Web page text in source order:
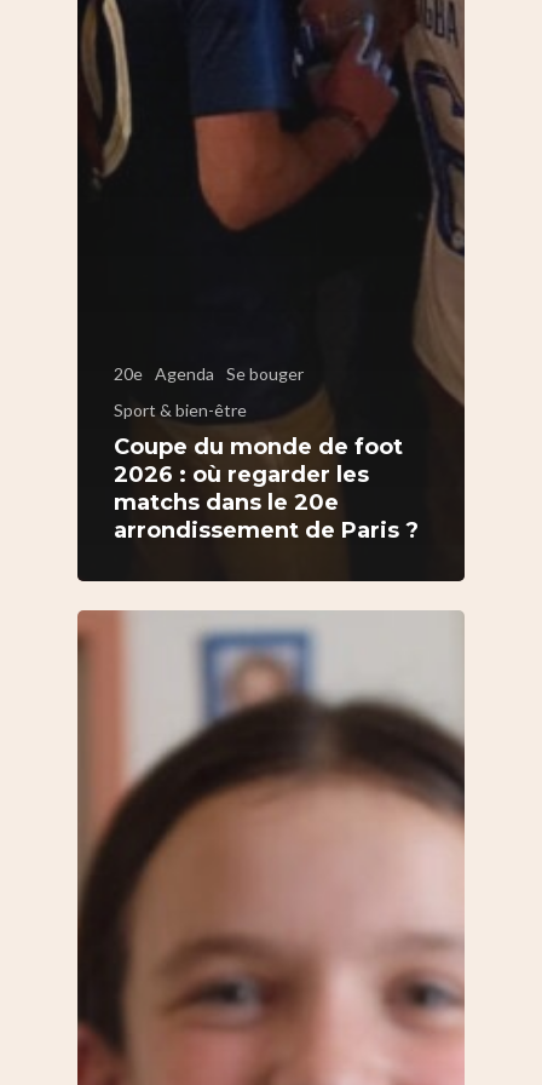
20e Agenda
Se bouger
Sport & bien-être
Coupe du monde de foot
2026 : où regarder les
matchs dans le 20e
arrondissement de Paris ?